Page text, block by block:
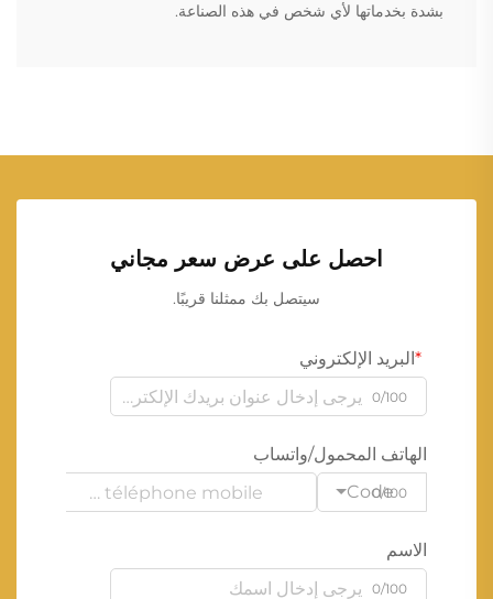
بشدة بخدماتها لأي شخص في هذه الصناعة.
احصل على عرض سعر مجاني
سيتصل بك ممثلنا قريبًا.
البريد الإلكتروني
0/100
الهاتف المحمول/واتساب
Code
0/100
الاسم
0/100